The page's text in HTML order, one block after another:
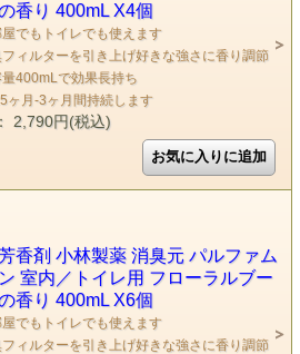
香り 400mL X4個
屋でもトイレでも使えます
フィルターを引き上げ好きな強さに香り調節
量400mLで効果長持ち
ヶ月-3ヶ月間持続します
2,790円(税込)
香剤 小林製薬 消臭元 パルファム
室内／トイレ用 フローラルブー
香り 400mL X6個
屋でもトイレでも使えます
フィルターを引き上げ好きな強さに香り調節